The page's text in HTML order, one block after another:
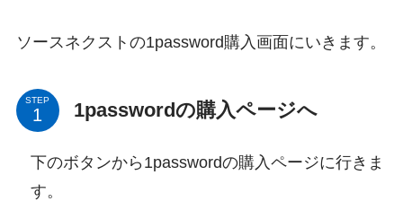
ソースネクストの1password購入画面にいきます。
STEP 1passwordの購入ページへ
下のボタンから1passwordの購入ページに行きま
す。